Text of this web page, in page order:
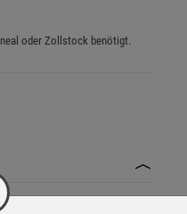
oder Zollstock benötigt.